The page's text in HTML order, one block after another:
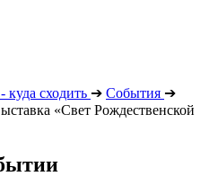
сходить ➔ События ➔
«Свет Рождественской